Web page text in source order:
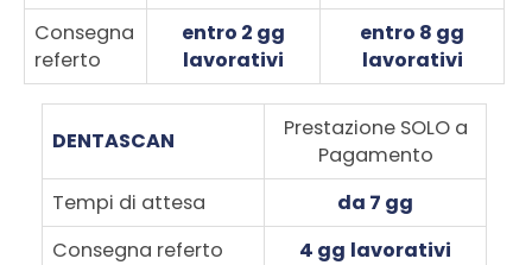
Consegna
referto
entro 2 gg
lavorativi
entro 8 gg
lavorativi
DENTASCAN
Prestazione SOLO a
Pagamento
Tempi di attesa
da 7 gg
Consegna referto
4 gg lavorativi